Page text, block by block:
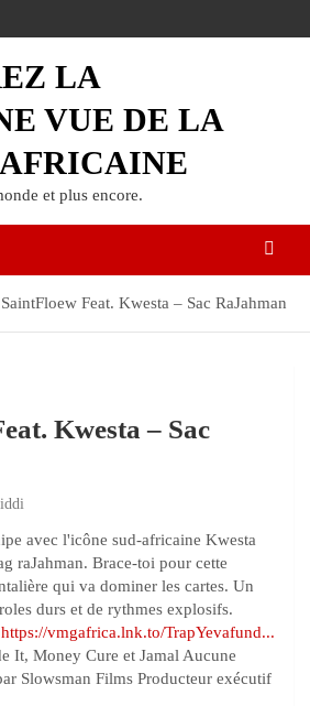
LA
VUE DE LA
et plus encore.
SaintFloew Feat. Kwesta – Sac RaJahman
Kwesta – Sac
avec l'icône sud-africaine Kwesta
raJahman. Brace-toi pour cette
qui va dominer les cartes. Un
durs et de rythmes explosifs.
https://vmgafrica.lnk.to/TrapYevafund...
It, Money Cure et Jamal Aucune
Slowsman Films Producteur exécutif